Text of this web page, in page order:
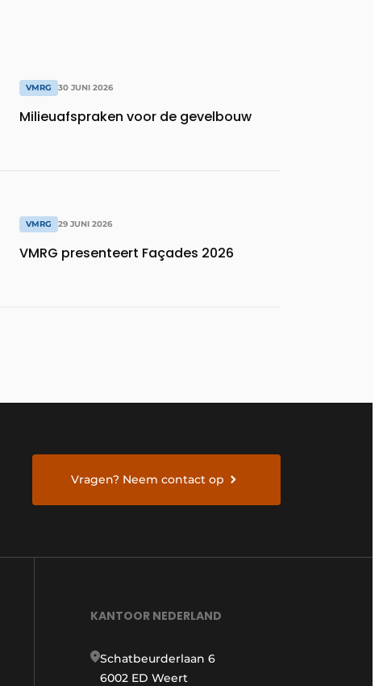
VMRG 30 JUNI 2026
Milieuafspraken voor de gevelbouw
VMRG 29 JUNI 2026
VMRG presenteert Façades 2026
Vragen? Neem contact op
KANTOOR NEDERLAND
Schatbeurderlaan 6
6002 ED Weert